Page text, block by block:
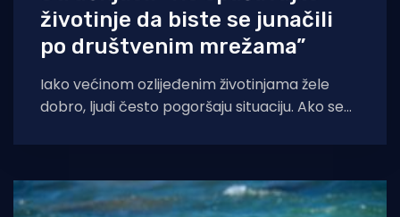
životinje da biste se junačili
po društvenim mrežama”
Iako većinom ozlijeđenim životinjama žele
dobro, ljudi često pogoršaju situaciju. Ako se
ostavi na miru,